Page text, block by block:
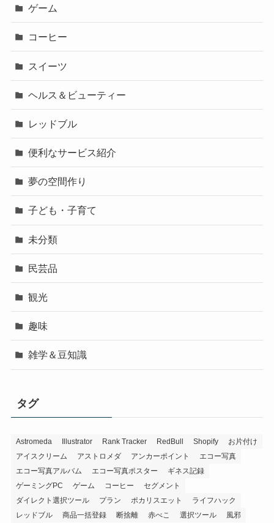
ゲーム
コーヒー
スイーツ
ヘルス＆ビューティー
レッドブル
便利なサービス紹介
夢の空間作り
子ども・子育て
未分類
民芸品
観光
趣味
雑学＆豆知識
タグ
Astromeda Illustrator Rank Tracker RedBull Shopify
お片付け
アイスクリーム
アストロメダ アンカーポイント
エコー写真
エコー写真アルバム
エコー写真ポスター
ギネス記録
ゲーミングPC
ゲーム コーヒー
セグメント
ダイレクト選択ツール
プラン ポカリスエット
ライフハック
レッドブル
商品一括登録 断捨離 赤べこ 選択ツール 風邪